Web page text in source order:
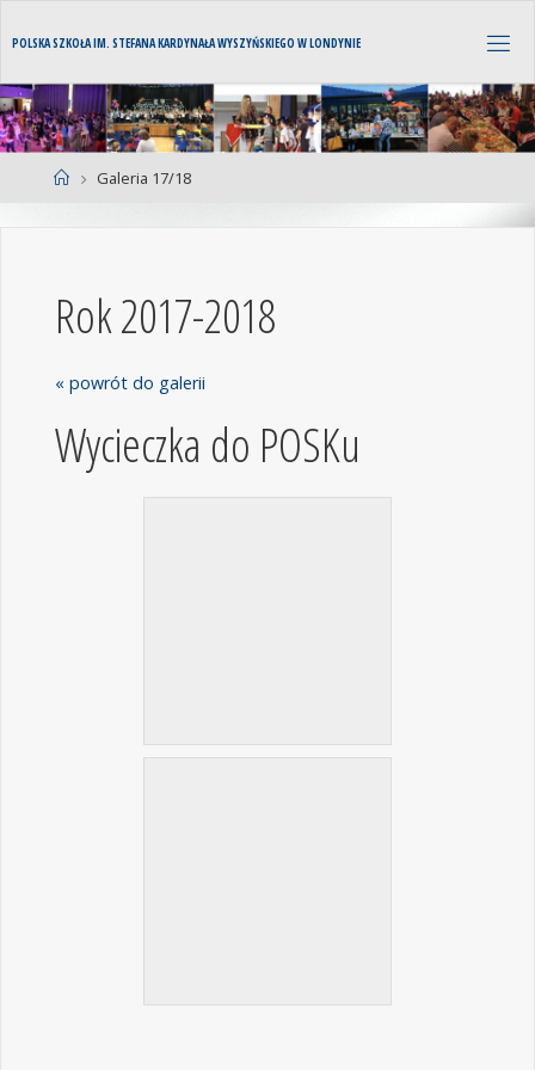
POLSKA SZKOŁA IM. STEFANA KARDYNAŁA WYSZYŃSKIEGO W LONDYNIE
Galeria 17/18
Rok 2017-2018
« powrót do galerii
Wycieczka do POSKu